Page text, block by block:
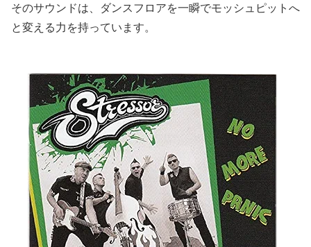
そのサウンドは、ダンスフロアを一瞬でモッシュピットへ
と変える力を持っています。